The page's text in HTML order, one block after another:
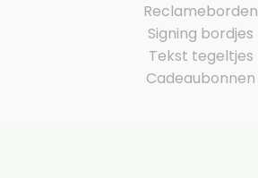
Reclameborden
Signing bordjes
Tekst tegeltjes
Cadeaubonnen